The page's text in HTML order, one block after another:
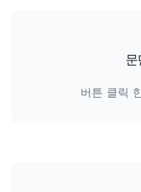
문
버튼 클릭